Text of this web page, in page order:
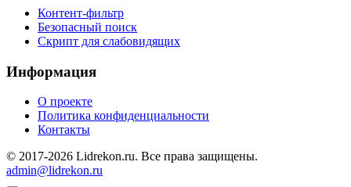
Контент-фильтр
Безопасный поиск
Скрипт для слабовидящих
Информация
О проекте
Политика конфиденциальности
Контакты
© 2017-2026 Lidrekon.ru. Все права защищены.
admin@lidrekon.ru